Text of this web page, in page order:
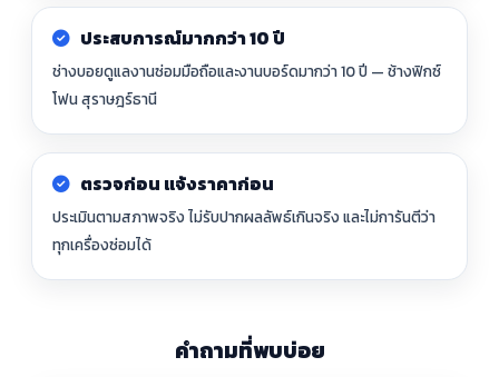
ประสบการณ์มากกว่า 10 ปี
ช่างบอยดูแลงานซ่อมมือถือและงานบอร์ดมากว่า 10 ปี — ช้างฟิกซ์
โฟน สุราษฎร์ธานี
ตรวจก่อน แจ้งราคาก่อน
ประเมินตามสภาพจริง ไม่รับปากผลลัพธ์เกินจริง และไม่การันตีว่า
ทุกเครื่องซ่อมได้
คำถามที่พบบ่อย